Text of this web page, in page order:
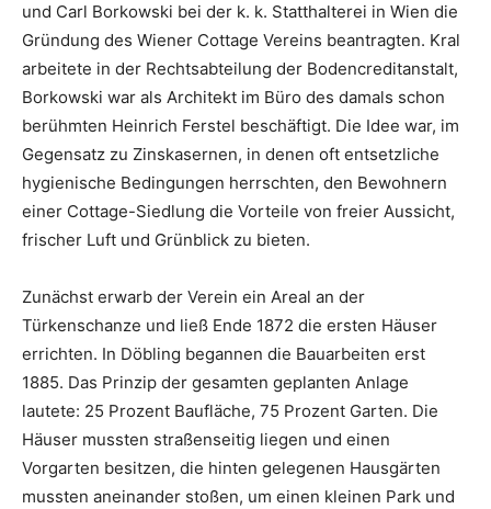
und Carl Borkowski bei der k. k. Statthalterei in Wien die
Gründung des Wiener Cottage Vereins beantragten. Kral
arbeitete in der Rechtsabteilung der Bodencreditanstalt,
Borkowski war als Architekt im Büro des damals schon
berühmten Heinrich Ferstel beschäftigt. Die Idee war, im
Gegensatz zu Zinskasernen, in denen oft entsetzliche
hygienische Bedingungen herrschten, den Bewohnern
einer Cottage-Siedlung die Vorteile von freier Aussicht,
frischer Luft und Grünblick zu bieten.
Zunächst erwarb der Verein ein Areal an der
Türkenschanze und ließ Ende 1872 die ersten Häuser
errichten. In Döbling begannen die Bauarbeiten erst
1885. Das Prinzip der gesamten geplanten Anlage
lautete: 25 Prozent Baufläche, 75 Prozent Garten. Die
Häuser mussten straßenseitig liegen und einen
Vorgarten besitzen, die hinten gelegenen Hausgärten
mussten aneinander stoßen, um einen kleinen Park und